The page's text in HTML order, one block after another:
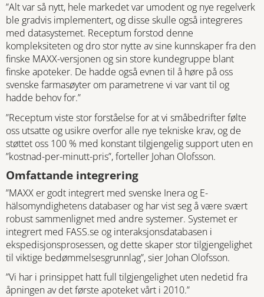
”Alt var så nytt, hele markedet var umodent og nye regelverk
ble gradvis implementert, og disse skulle også integreres
med datasystemet. Receptum forstod denne
kompleksiteten og dro stor nytte av sine kunnskaper fra den
finske MAXX-versjonen og sin store kundegruppe blant
finske apoteker. De hadde også evnen til å høre på oss
svenske farmasøyter om parametrene vi var vant til og
hadde behov for.”
”Receptum viste stor forståelse for at vi småbedrifter følte
oss utsatte og usikre overfor alle nye tekniske krav, og de
støttet oss 100 % med konstant tilgjengelig support uten en
”kostnad-per-minutt-pris”, forteller Johan Olofsson.
Omfattande integrering
”MAXX er godt integrert med svenske Inera og E-
hälsomyndighetens databaser og har vist seg å være svært
robust sammenlignet med andre systemer. Systemet er
integrert med FASS.se og interaksjonsdatabasen i
ekspedisjonsprosessen, og dette skaper stor tilgjengelighet
til viktige bedømmelsesgrunnlag”, sier Johan Olofsson.
”Vi har i prinsippet hatt full tilgjengelighet uten nedetid fra
åpningen av det første apoteket vårt i 2010.”